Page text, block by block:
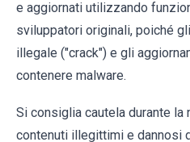
​​e aggiornati utilizzando
sviluppatori originali, poiché
illegale ("crack") e gli
contenere malware.
Si consiglia cautela durante la
contenuti illegittimi e dannosi